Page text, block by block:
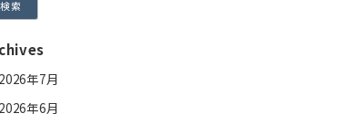
検索
2026年7月
2026年6月